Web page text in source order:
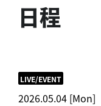
日程
2026.05.04 [Mon]
LIVE/EVENT